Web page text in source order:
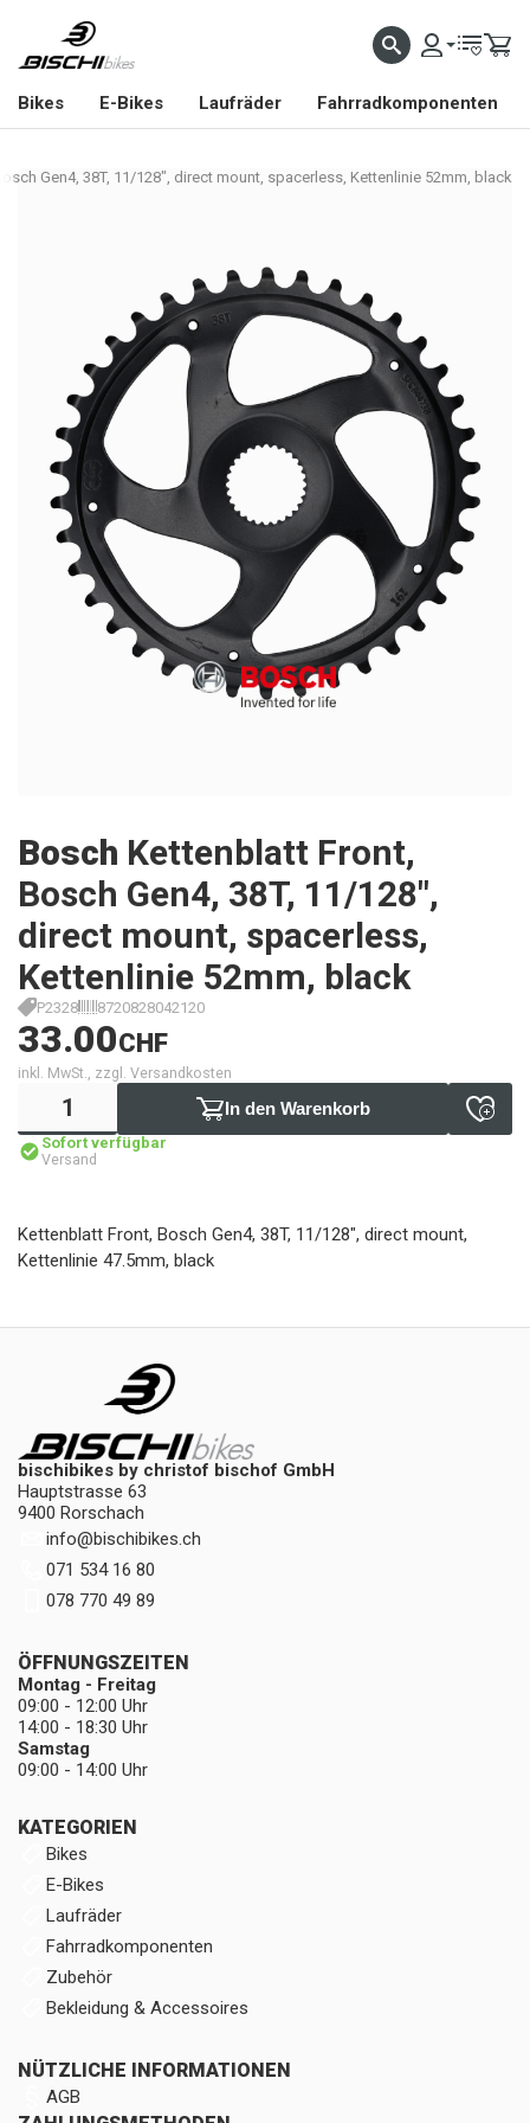
Bikes E-Bikes Laufräder Fahrradkomponenten
Gen4, 38T, 11/128", direct mount, spacerless, Kettenlinie 52mm, black
Bosch Kettenblatt Front,
Bosch Gen4, 38T, 11/128",
direct mount, spacerless,
Kettenlinie 52mm, black
P2328 8720828042120
33.00CHF
inkl. MwSt., zzgl. Versandkosten
In den Warenkorb
Sofort verfügbar
Versand
Kettenblatt Front, Bosch Gen4, 38T, 11/128", direct mount,
Kettenlinie 47.5mm, black
bischibikes by christof bischof GmbH
Hauptstrasse 63
9400 Rorschach
info@bischibikes.ch
071 534 16 80
078 770 49 89
KATEGORIEN
Bikes
E-Bikes
Laufräder
Fahrradkomponenten
Zubehör
Bekleidung & Accessoires
NÜTZLICHE INFORMATIONEN
AGB
ÖFFNUNGSZEITEN
Montag - Freitag
09:00 - 12:00 Uhr
14:00 - 18:30 Uhr
Samstag
09:00 - 14:00 Uhr